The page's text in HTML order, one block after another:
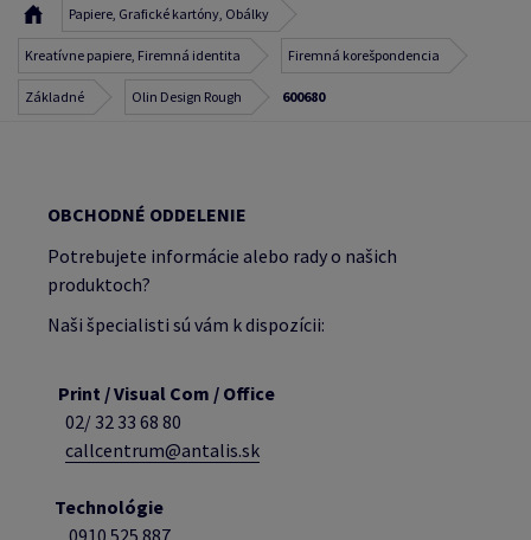
Papiere, Grafické kartóny, Obálky
Kreatívne papiere, Firemná identita Firemná korešpondencia
Základné Olin Design Rough 600680
OBCHODNÉ ODDELENIE
Potrebujete informácie alebo rady o našich
produktoch?
Naši špecialisti sú vám k dispozícii:
Print / Visual Com / Office
02/ 32 33 68 80
callcentrum@antalis.sk
Technológie
0910 525 887